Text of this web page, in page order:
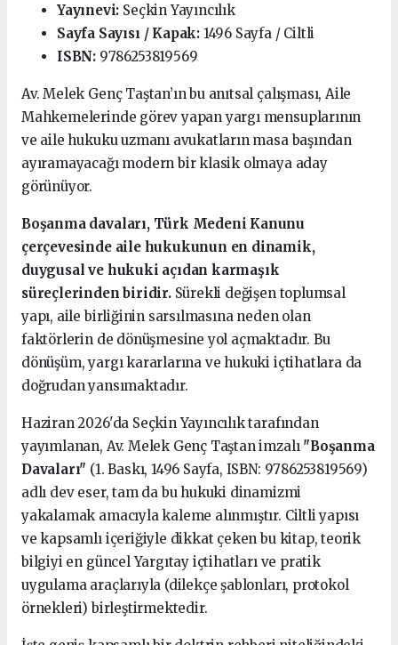
Yayınevi: Seçkin Yayıncılık
Sayfa Sayısı / Kapak:1496 Sayfa / Ciltli
ISBN: 9786253819569
Av. Melek Genç Taştan’ın bu anıtsal çalışması, Aile
Mahkemelerinde görev yapan yargı mensuplarının
ve aile hukuku uzmanı avukatların masa başından
ayıramayacağı modern bir klasik olmaya aday
görünüyor.
Boşanma davaları, Türk Medeni Kanunu
çerçevesinde aile hukukunun en dinamik,
duygusal ve hukuki açıdan karmaşık
süreçlerinden biridir.Sürekli değişen toplumsal
yapı, aile birliğinin sarsılmasına neden olan
faktörlerin de dönüşmesine yol açmaktadır. Bu
dönüşüm, yargı kararlarına ve hukuki içtihatlara da
doğrudan yansımaktadır.
Haziran 2026'da Seçkin Yayıncılık tarafından
yayımlanan, Av. Melek Genç Taştan imzalı "Boşanma
Davaları" (1. Baskı, 1496 Sayfa, ISBN: 9786253819569)
adlı dev eser, tam da bu hukuki dinamizmi
yakalamak amacıyla kaleme alınmıştır. Ciltli yapısı
ve kapsamlı içeriğiyle dikkat çeken bu kitap, teorik
bilgiyi en güncel Yargıtay içtihatları ve pratik
uygulama araçlarıyla (dilekçe şablonları, protokol
örnekleri) birleştirmektedir.